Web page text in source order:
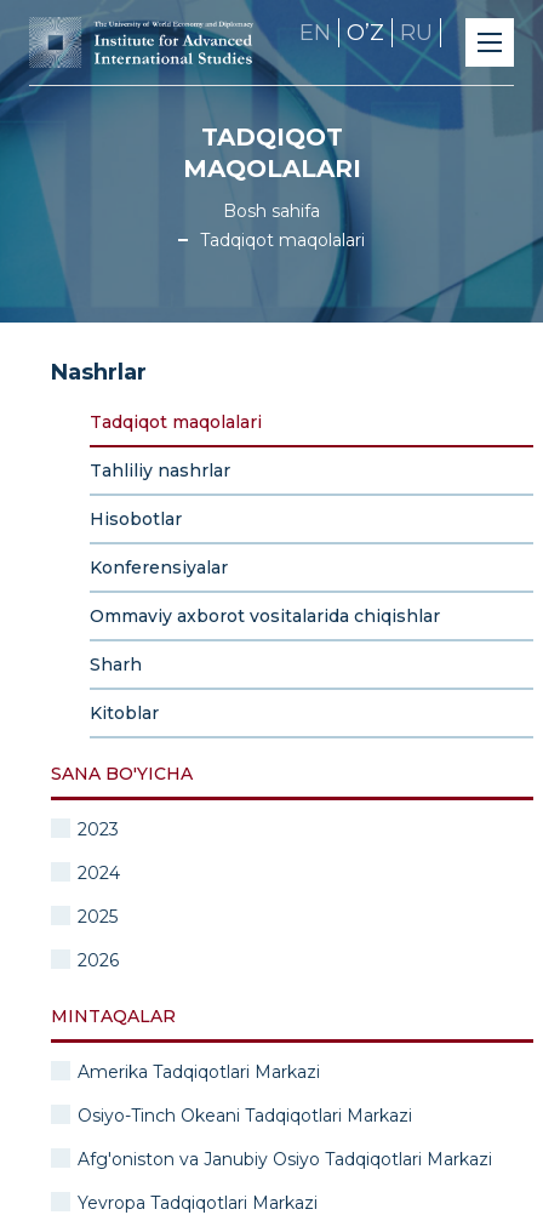
EN OʼZ RU
TADQIQOT
MAQOLALARI
Bosh sahifa
Tadqiqot maqolalari
Nashrlar
Tadqiqot maqolalari
Tahliliy nashrlar
Hisobotlar
Konferensiyalar
Ommaviy axborot vositalarida chiqishlar
Sharh
Kitoblar
SANA BO'YICHA
2023
2024
2025
2026
MINTAQALAR
Amerika Tadqiqotlari Markazi
Osiyo-Tinch Okeani Tadqiqotlari Markazi
Afg'oniston va Janubiy Osiyo Tadqiqotlari Markazi
Yevropa Tadqiqotlari Markazi